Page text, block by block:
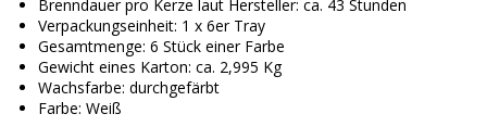
Brenndauer pro Kerze laut Hersteller: ca. 43 Stunden
Verpackungseinheit: 1 x 6er Tray
Gesamtmenge: 6 Stück einer Farbe
Gewicht eines Karton: ca. 2,995 Kg
Wachsfarbe: durchgefärbt
Farbe: Weiß